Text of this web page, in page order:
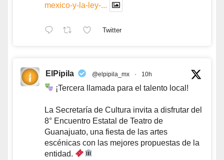
mexico-y-la-ley-...
Twitter
ElPipila @elpipila_mx · 10h
¡Tercera llamada para el talento local!
La Secretaría de Cultura invita a disfrutar del
8° Encuentro Estatal de Teatro de
Guanajuato, una fiesta de las artes
escénicas con las mejores propuestas de la
entidad.